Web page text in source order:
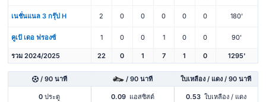
เนชั่นแนล 3 กรุ๊ป H 2 0 0 0 0 0 180'
คูเป้ เดอ ฟรองซ์ 1 0 0 1 0 0 90'
รวม 2024/2025 22 0 1 7 1 0 1295'
/ 90 นาที / 90 นาที ใบเหลือง / แดง / 90 นาที
0 ประตู 0.09 แอสซิสต์ 0.53 ใบเหลือง / แดง